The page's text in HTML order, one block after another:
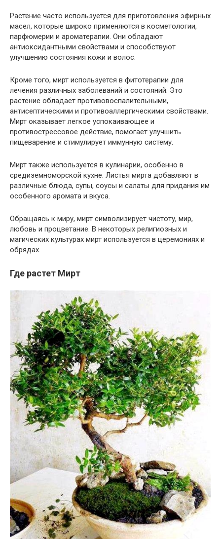
Растение часто используется для приготовления эфирных
масел, которые широко применяются в косметологии,
парфюмерии и ароматерапии. Они обладают
антиоксидантными свойствами и способствуют
улучшению состояния кожи и волос.
Кроме того, мирт используется в фитотерапии для
лечения различных заболеваний и состояний. Это
растение обладает противовоспалительными,
антисептическими и противоаллергическими свойствами.
Мирт оказывает легкое успокаивающее и
противострессовое действие, помогает улучшить
пищеварение и стимулирует иммунную систему.
Мирт также используется в кулинарии, особенно в
средиземноморской кухне. Листья мирта добавляют в
различные блюда, супы, соусы и салаты для придания им
особенного аромата и вкуса.
Обращаясь к миру, мирт символизирует чистоту, мир,
любовь и процветание. В некоторых религиозных и
магических культурах мирт используется в церемониях и
обрядах.
Где растет Мирт